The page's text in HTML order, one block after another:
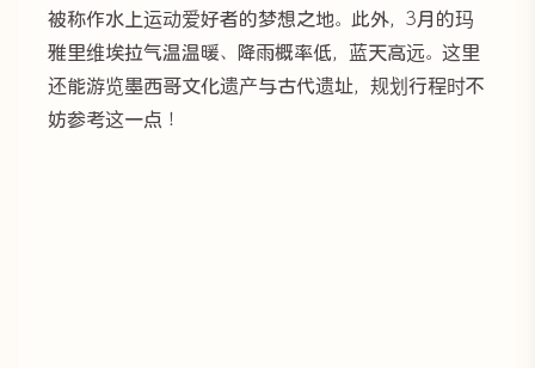
被称作水上运动爱好者的梦想之地。此外，3月的玛
雅里维埃拉气温温暖、降雨概率低，蓝天高远。这里
还能游览墨西哥文化遗产与古代遗址，规划行程时不
妨参考这一点！